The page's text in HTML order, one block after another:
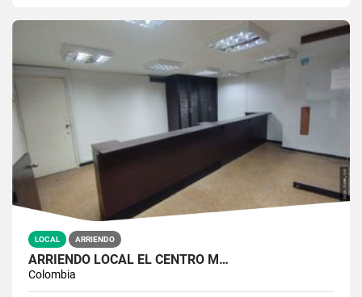
LOCAL ARRIENDO
ARRIENDO LOCAL EL CENTRO M…
Colombia